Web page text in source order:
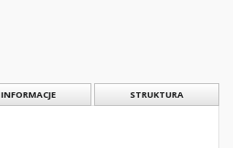
INFORMACJE STRUKTURA